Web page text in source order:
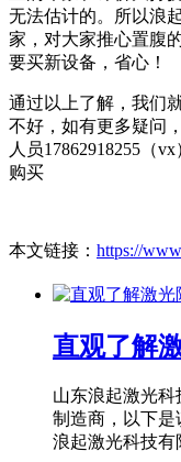
无法估计的。所以浪
家，对大家推心置腹
要买新设备，省心！
通过以上了解，我们
不好，如有更多疑问
人员17862918255（
购买
本文链接： https://
直观了解
山东浪起激光
制造商，以下
浪起激光科技